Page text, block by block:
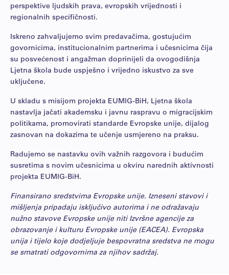
perspektive ljudskih prava, evropskih vrijednosti i
regionalnih specifičnosti.
Iskreno zahvaljujemo svim predavačima, gostujućim
govornicima, institucionalnim partnerima i učesnicima čija
su posvećenost i angažman doprinijeli da ovogodišnja
Ljetna škola bude uspješno i vrijedno iskustvo za sve
uključene.
U skladu s misijom projekta EUMIG-BiH, Ljetna škola
nastavlja jačati akademsku i javnu raspravu o migracijskim
politikama, promovirati standarde Evropske unije, dijalog
zasnovan na dokazima te učenje usmjereno na praksu.
Radujemo se nastavku ovih važnih razgovora i budućim
susretima s novim učesnicima u okviru narednih aktivnosti
projekta EUMIG-BiH.
Finansirano sredstvima Evropske unije. Izneseni stavovi i
mišljenja pripadaju isključivo autorima i ne odražavaju
nužno stavove Evropske unije niti Izvršne agencije za
obrazovanje i kulturu Evropske unije (EACEA). Evropska
unija i tijelo koje dodjeljuje bespovratna sredstva ne mogu
se smatrati odgovornima za njihov sadržaj.